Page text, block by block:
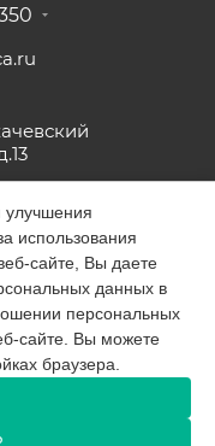
улучшения
использования
сайте, Вы даете
данных в
персональных
сайте. Вы можете
браузера.